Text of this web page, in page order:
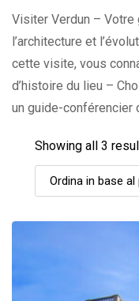
Visiter Verdun –
l’architecture et
cette visite, vous
d’histoire du lieu –
un guide-conférencier
Showing all 3